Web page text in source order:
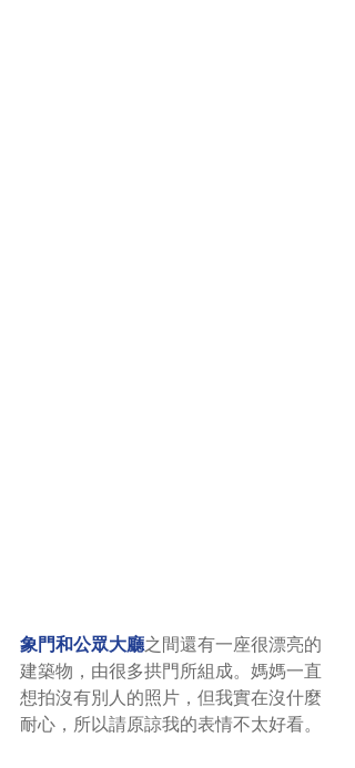
象門和公眾大廳之間還有一座很漂亮的
建築物，由很多拱門所組成。媽媽一直
想拍沒有別人的照片，但我實在沒什麼
耐心，所以請原諒我的表情不太好看。